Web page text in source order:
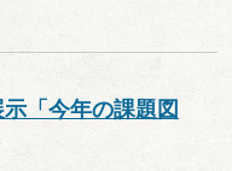
「今年の課題図